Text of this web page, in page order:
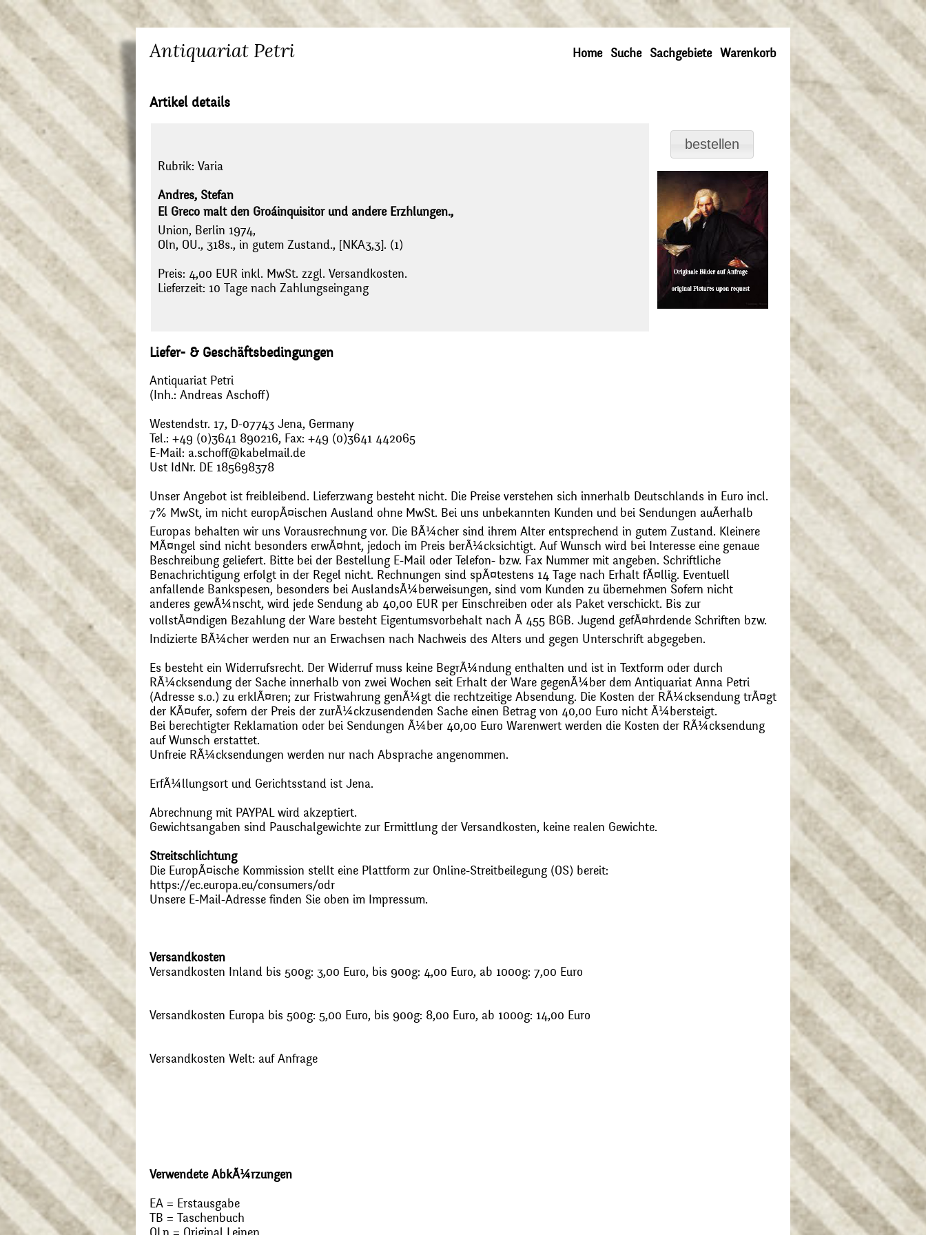
Antiquariat Petri Home Suche Sachgebiete Warenkorb
Artikel details
Rubrik: Varia
Andres, Stefan
El Greco malt den Groáinquisitor und andere Erzhlungen.,
Union, Berlin 1974,
Oln, OU., 318s., in gutem Zustand., [NKA3,3]. (1)
Preis: 4,00 EUR inkl. MwSt. zzgl. Versandkosten.
Lieferzeit: 10 Tage nach Zahlungseingang
Liefer- & Geschäftsbedingungen
Antiquariat Petri
(Inh.: Andreas Aschoff)
Westendstr. 17, D-07743 Jena, Germany
Tel.: +49 (0)3641 890216, Fax: +49 (0)3641 442065
E-Mail: a.schoff@kabelmail.de
Ust IdNr. DE 185698378
Unser Angebot ist freibleibend. Lieferzwang besteht nicht. Die Preise verstehen sich innerhalb Deutschlands in Euro incl.
7% MwSt, im nicht europÃ¤ischen Ausland ohne MwSt. Bei uns unbekannten Kunden und bei Sendungen auÃerhalb
Europas behalten wir uns Vorausrechnung vor. Die BÃ¼cher sind ihrem Alter entsprechend in gutem Zustand. Kleinere
MÃ¤ngel sind nicht besonders erwÃ¤hnt, jedoch im Preis berÃ¼cksichtigt. Auf Wunsch wird bei Interesse eine genaue
Beschreibung geliefert. Bitte bei der Bestellung E-Mail oder Telefon- bzw. Fax Nummer mit angeben. Schriftliche
Benachrichtigung erfolgt in der Regel nicht. Rechnungen sind spÃ¤testens 14 Tage nach Erhalt fÃ¤llig. Eventuell
anfallende Bankspesen, besonders bei AuslandsÃ¼berweisungen, sind vom Kunden zu übernehmen Sofern nicht
anderes gewÃ¼nscht, wird jede Sendung ab 40,00 EUR per Einschreiben oder als Paket verschickt. Bis zur
vollstÃ¤ndigen Bezahlung der Ware besteht Eigentumsvorbehalt nach Ã 455 BGB. Jugend gefÃ¤hrdende Schriften bzw.
Indizierte BÃ¼cher werden nur an Erwachsen nach Nachweis des Alters und gegen Unterschrift abgegeben.
Es besteht ein Widerrufsrecht. Der Widerruf muss keine BegrÃ¼ndung enthalten und ist in Textform oder durch
RÃ¼cksendung der Sache innerhalb von zwei Wochen seit Erhalt der Ware gegenÃ¼ber dem Antiquariat Anna Petri
(Adresse s.o.) zu erklÃ¤ren; zur Fristwahrung genÃ¼gt die rechtzeitige Absendung. Die Kosten der RÃ¼cksendung trÃ¤gt
der KÃ¤ufer, sofern der Preis der zurÃ¼ckzusendenden Sache einen Betrag von 40,00 Euro nicht Ã¼bersteigt.
Bei berechtigter Reklamation oder bei Sendungen Ã¼ber 40,00 Euro Warenwert werden die Kosten der RÃ¼cksendung
auf Wunsch erstattet.
Unfreie RÃ¼cksendungen werden nur nach Absprache angenommen.
ErfÃ¼llungsort und Gerichtsstand ist Jena.
Abrechnung mit PAYPAL wird akzeptiert.
Gewichtsangaben sind Pauschalgewichte zur Ermittlung der Versandkosten, keine realen Gewichte.
Streitschlichtung
Die EuropÃ¤ische Kommission stellt eine Plattform zur Online-Streitbeilegung (OS) bereit:
https://ec.europa.eu/consumers/odr
Unsere E-Mail-Adresse finden Sie oben im Impressum.
Versandkosten
Versandkosten Inland bis 500g: 3,00 Euro, bis 900g: 4,00 Euro, ab 1000g: 7,00 Euro
Versandkosten Europa bis 500g: 5,00 Euro, bis 900g: 8,00 Euro, ab 1000g: 14,00 Euro
Versandkosten Welt: auf Anfrage
Verwendete AbkÃ¼rzungen
EA = Erstausgabe
TB = Taschenbuch